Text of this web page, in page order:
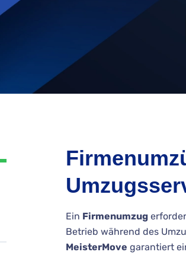
Ein Firmenumzug
Betrieb während des
MeisterMove garantiert